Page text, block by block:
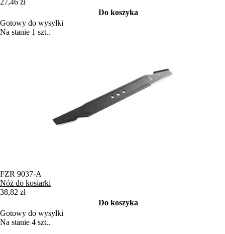
27,46 zł
Do koszyka
Gotowy do wysyłki
Na stanie 1 szt..
FZR 9037-A
Nóż do kosiarki
38,82 zł
Do koszyka
Gotowy do wysyłki
Na stanie 4 szt..